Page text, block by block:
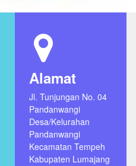
Alamat
Jl. Tunjungan No. 04
Pandanwangi
Desa/Kelurahan
Pandanwangi
Kecamatan Tempeh
Kabupaten Lumajang